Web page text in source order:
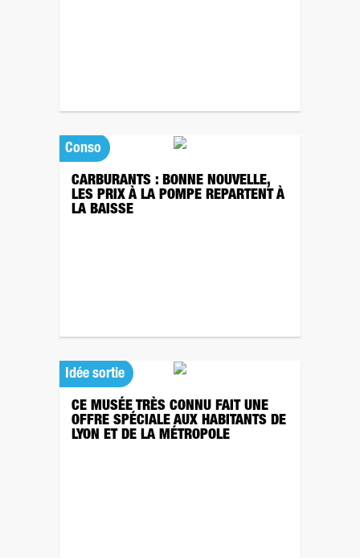
Conso
CARBURANTS : BONNE NOUVELLE,
LES PRIX À LA POMPE REPARTENT À
LA BAISSE
Idée sortie
CE MUSÉE TRÈS CONNU FAIT UNE
OFFRE SPÉCIALE AUX HABITANTS DE
LYON ET DE LA MÉTROPOLE